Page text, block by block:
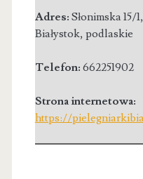
Adres: Słonimska 15/1,
Białystok, podlaskie
Telefon: 662251902
Strona internetowa:
https://